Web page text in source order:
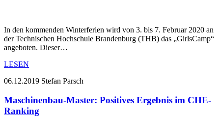
In den kommenden Winterferien wird von 3. bis 7. Februar 2020 an
der Technischen Hochschule Brandenburg (THB) das „GirlsCamp“
angeboten. Dieser…
LESEN
06.12.2019 Stefan Parsch
Maschinenbau-Master: Positives Ergebnis im CHE-
Ranking